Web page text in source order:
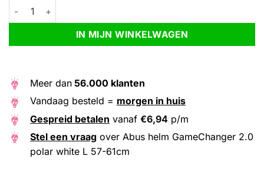
Abus helm GameChanger 2.0 polar white L 57-61cm aantal
IN MIJN WINKELWAGEN
Alternative:
Meer dan 56.000 klanten
Vandaag besteld = morgen in huis
Gespreid betalen vanaf €6,94 p/m
Stel een vraag over Abus helm GameChanger 2.0
polar white L 57-61cm